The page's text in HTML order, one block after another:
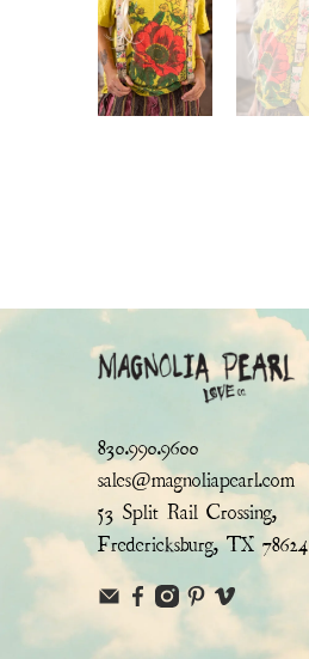
830.990.9600
sales@magnoliapearl.com
53 Split Rail Crossing,
Fredericksburg, TX 78624